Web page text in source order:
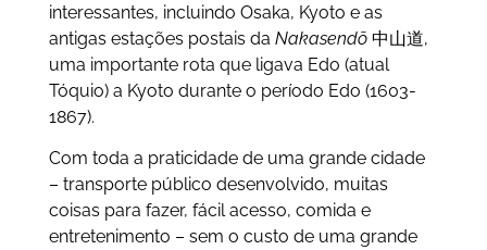
interessantes, incluindo Osaka, Kyoto e as
antigas estações postais da Nakasendō中山道,
uma importante rota que ligava Edo (atual
Tóquio) a Kyoto durante o período Edo (1603-
1867).
Com toda a praticidade de uma grande cidade
– transporte público desenvolvido, muitas
coisas para fazer, fácil acesso, comida e
entretenimento – sem o custo de uma grande